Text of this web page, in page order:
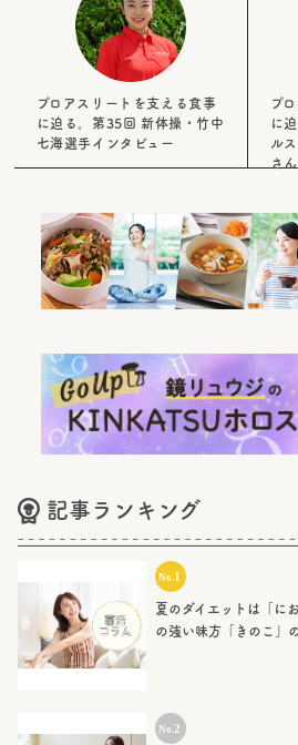
プロアスリートを支える食事
に迫る。第35回 新体操・竹中
七海選手インタビュー
プ
に
ル
さ
記事ランキング
夏のダイエットは「に
の強い味方「きのこ」